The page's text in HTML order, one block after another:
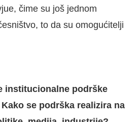
čime su još jednom
to da su omogućitelji
institucionalne podrške
se podrška realizira na